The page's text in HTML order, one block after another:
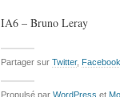
IA6 – Bruno Leray
Partager sur Twitter, Facebook
Propulsé par WordPress et